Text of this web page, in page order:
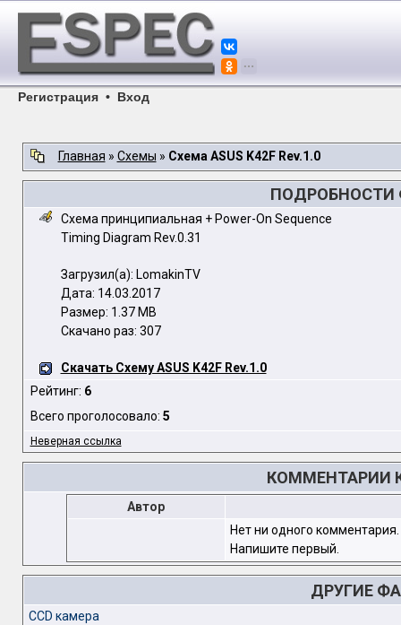
Регистрация • Вход
Главная » Схемы » Схема ASUS K42F Rev.1.0
ПОДРОБНОСТИ
Схема принципиальная + Power-On Sequence
Timing Diagram Rev.0.31
Загрузил(а): LomakinTV
Дата: 14.03.2017
Размер: 1.37 MB
Скачано раз: 307
Скачать Схему ASUS K42F Rev.1.0
Рейтинг: 6
Всего проголосовало: 5
Неверная ссылка
КОММЕНТАРИИ К
Автор
Нет ни одного комментария.
Напишите первый.
ДРУГИЕ
CCD камера